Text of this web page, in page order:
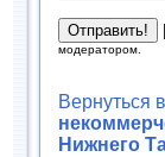
модератором.
Вернуться
Нижнего